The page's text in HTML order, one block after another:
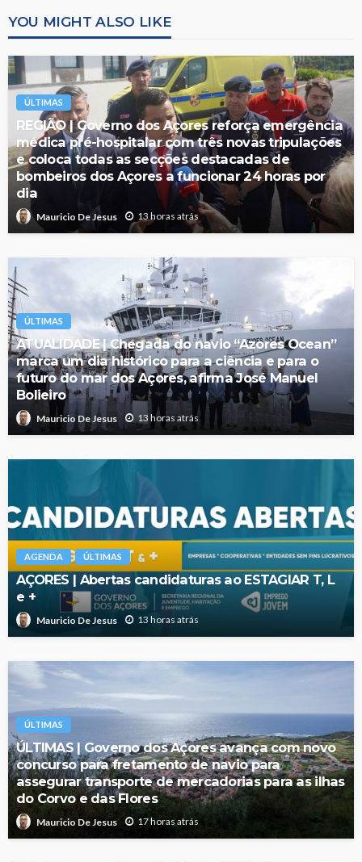
YOU MIGHT ALSO LIKE
ÚLTIMAS
REGIÃO | Governo dos Açores reforça emergência
médica pré-hospitalar com três novas tripulações
e coloca todas as secções destacadas de
bombeiros dos Açores a funcionar 24 horas por
dia
Mauricio De Jesus 13 horas atrás
ÚLTIMAS
ATUALIDADE | Chegada do navio “Azores Ocean”
marca um dia histórico para a ciência e para o
futuro do mar dos Açores, afirma José Manuel
Bolieiro
Mauricio De Jesus 13 horas atrás
AGENDA ÚLTIMAS
AÇORES | Abertas candidaturas ao ESTAGIAR T, L
e +
Mauricio De Jesus 13 horas atrás
ÚLTIMAS
ÚLTIMAS | Governo dos Açores avança com novo
concurso para fretamento de navio para
assegurar transporte de mercadorias para as ilhas
do Corvo e das Flores
Mauricio De Jesus 17 horas atrás